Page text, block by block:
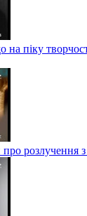
на піку
розлучення